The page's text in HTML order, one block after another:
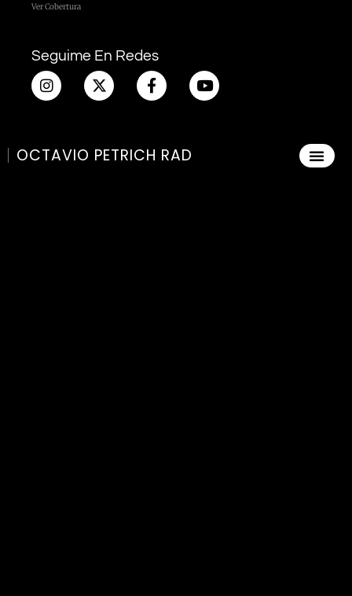
Ver Cobertura
Seguime En Redes
OCTAVIO PETRICH RAD